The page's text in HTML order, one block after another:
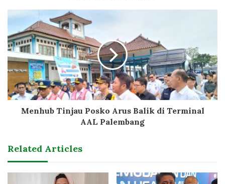
Menhub Tinjau Posko Arus Balik di Terminal
AAL Palembang
Related Articles